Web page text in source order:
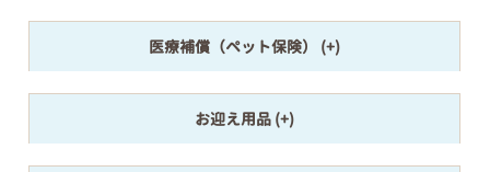
医療補償（ペット保険）
お迎え用品